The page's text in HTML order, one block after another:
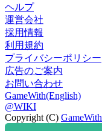
ヘルプ
運営会社
採用情報
利用規約
プライバシーポリシー
広告のご案内
お問い合わせ
GameWith(English)
@WIKI
Copyright (C) GameWith